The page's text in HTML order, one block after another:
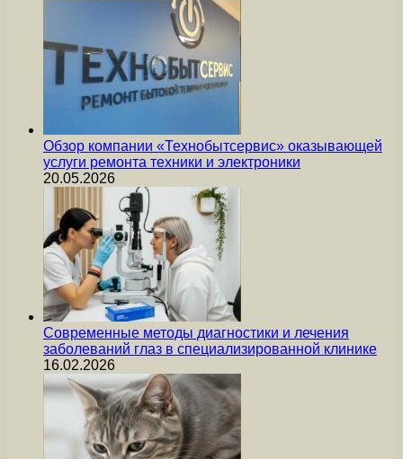
Обзор компании «Технобытсервис» оказывающей
услуги ремонта техники и электроники
20.05.2026
Современные методы диагностики и лечения
заболеваний глаз в специализированной клинике
16.02.2026